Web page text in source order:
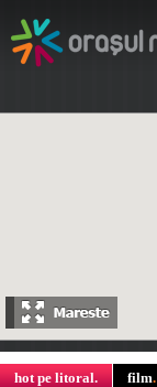
hot pe litoral. film.